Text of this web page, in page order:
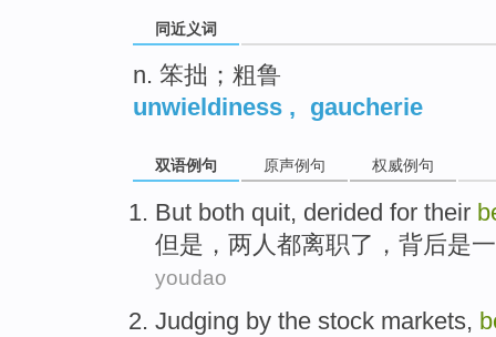
同近义词
n. 笨拙；粗鲁
unwieldiness , gaucherie
双语例句 原声例句 权威例句
But both quit, derided for their
但是 ， 两人都离职了， 背后是
youdao
Judging by the stock markets,